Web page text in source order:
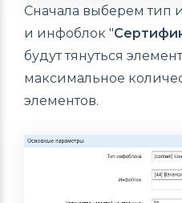
Сначала выберем тип
и инфоблок "
будут тянуться
максимальное
элементов.